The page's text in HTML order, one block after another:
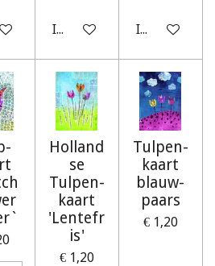
In winkelwagenIn
Holland
se
Tulpen-
kaart
'Lentefr
is'
€ 1,20
Tulpen-
kaart
blauw-
paars
€ 1,20